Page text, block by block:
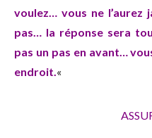
voulez… vous ne l’aurez
pas… la réponse sera
pas un pas en avant…
endroit.«